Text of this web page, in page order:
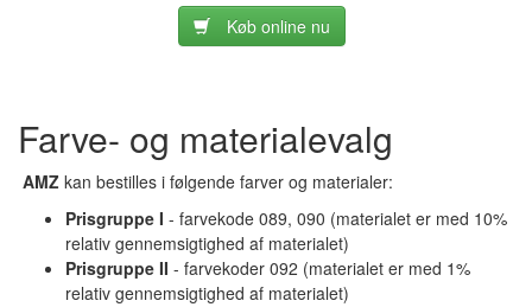
Køb online nu
Farve- og materialevalg
AMZ kan bestilles i følgende farver og materialer:
Prisgruppe I - farvekode 089, 090 (materialet er med 10%
relativ gennemsigtighed af materialet)
Prisgruppe II - farvekoder 092 (materialet er med 1%
relativ gennemsigtighed af materialet)